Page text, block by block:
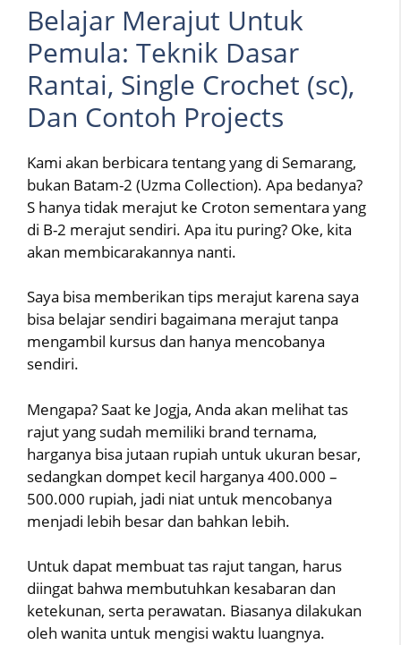
Belajar Merajut Untuk
Pemula: Teknik Dasar
Rantai, Single Crochet (sc),
Dan Contoh Projects
Kami akan berbicara tentang yang di Semarang,
bukan Batam-2 (Uzma Collection). Apa bedanya?
S hanya tidak merajut ke Croton sementara yang
di B-2 merajut sendiri. Apa itu puring? Oke, kita
akan membicarakannya nanti.
Saya bisa memberikan tips merajut karena saya
bisa belajar sendiri bagaimana merajut tanpa
mengambil kursus dan hanya mencobanya
sendiri.
Mengapa? Saat ke Jogja, Anda akan melihat tas
rajut yang sudah memiliki brand ternama,
harganya bisa jutaan rupiah untuk ukuran besar,
sedangkan dompet kecil harganya 400.000 –
500.000 rupiah, jadi niat untuk mencobanya
menjadi lebih besar dan bahkan lebih.
Untuk dapat membuat tas rajut tangan, harus
diingat bahwa membutuhkan kesabaran dan
ketekunan, serta perawatan. Biasanya dilakukan
oleh wanita untuk mengisi waktu luangnya.